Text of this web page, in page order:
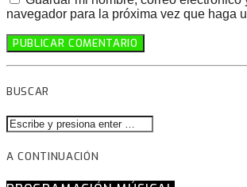
navegador para la próxima vez que haga
BUSCAR
A CONTINUACIÓN